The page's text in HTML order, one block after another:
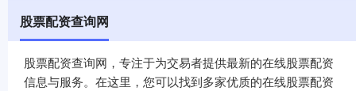
股票配资查询网
股票配资查询网，专注于为交易者提供最新的在线股票配资
信息与服务。在这里，您可以找到多家优质的在线股票配资